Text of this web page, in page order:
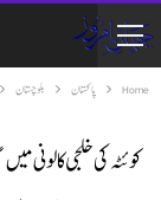
Home پاکستان بلوچستان
کوئٹہ کی خلجی